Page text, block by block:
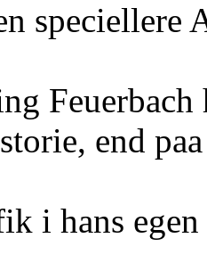
speciellere
end
i hans